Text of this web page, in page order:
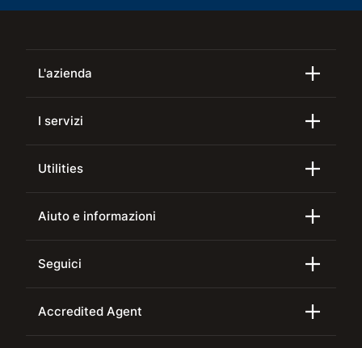
L'azienda
I servizi
Utilities
Aiuto e informazioni
Seguici
Accredited Agent